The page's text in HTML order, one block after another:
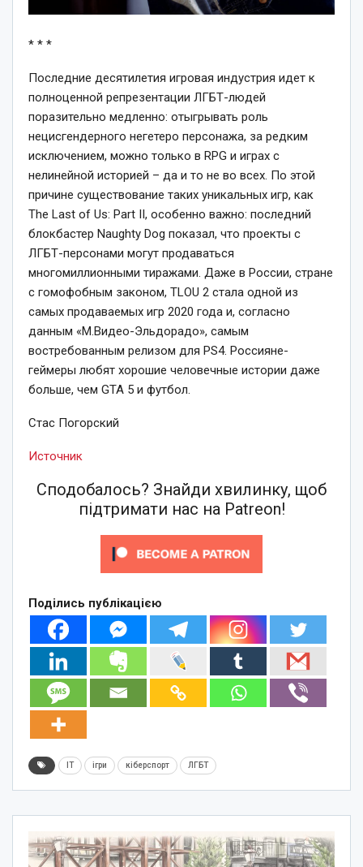
* * *
Последние десятилетия игровая индустрия идет к
полноценной репрезентации ЛГБТ-людей
поразительно медленно: отыгрывать роль
нецисгендерного негетеро персонажа, за редким
исключением, можно только в RPG и играх с
нелинейной историей – да и то не во всех. По этой
причине существование таких уникальных игр, как
The Last of Us: Part II, особенно важно: последний
блокбастер Naughty Dog показал, что проекты с
ЛГБТ-персонами могут продаваться
многомиллионными тиражами. Даже в России, стране
с гомофобным законом, TLOU 2 стала одной из
самых продаваемых игр 2020 года и, согласно
данным «М.Видео-Эльдорадо», самым
востребованным релизом для PS4. Россияне-
геймеры любят хорошие человечные истории даже
больше, чем GTA 5 и футбол.
Стас Погорский
Источник
Сподобалось? Знайди хвилинку, щоб
підтримати нас на Patreon!
Поділись публікацією
IT ігри кіберспорт ЛГБТ